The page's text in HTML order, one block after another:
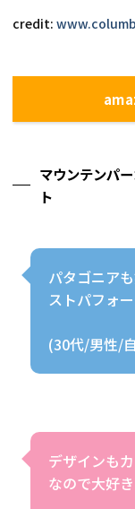
credit:
マウンテンパ
ト
パタゴニア
ストパフォ
(30代/男性/
デザインも
なので大好き